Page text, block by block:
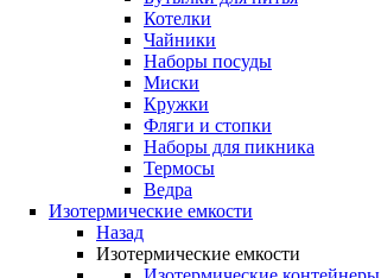
Котелки
Чайники
Наборы посуды
Миски
Кружки
Фляги и стопки
Наборы для пикника
Термосы
Ведра
Изотермические емкости
Назад
Изотермические емкости